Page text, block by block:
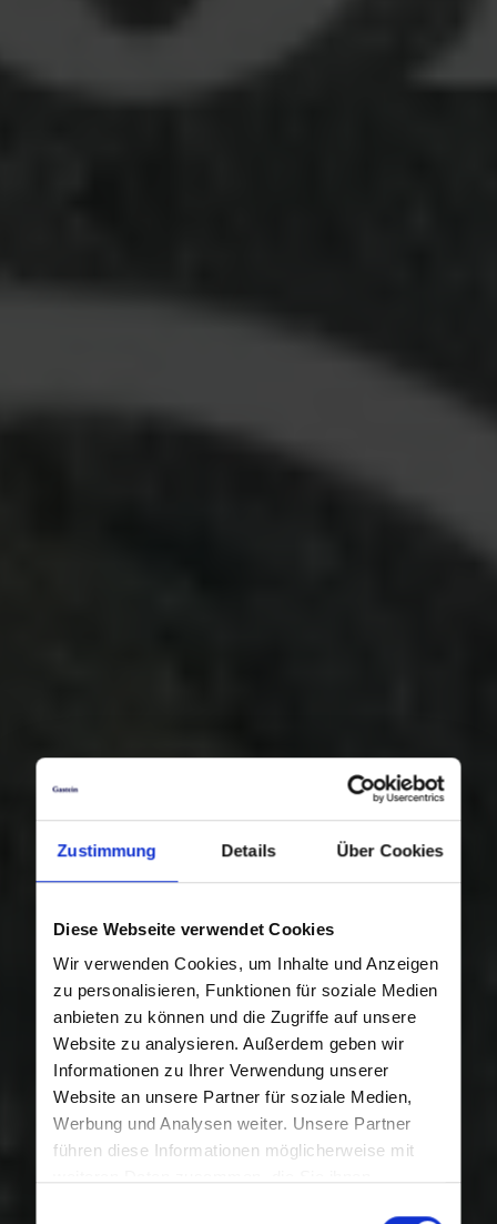
Zustimmung Details Über Cookies
Diese Webseite verwendet Cookies
Wir verwenden Cookies, um Inhalte und Anzeigen
zu personalisieren, Funktionen für soziale Medien
anbieten zu können und die Zugriffe auf unsere
Website zu analysieren. Außerdem geben wir
Informationen zu Ihrer Verwendung unserer
Website an unsere Partner für soziale Medien,
Werbung und Analysen weiter. Unsere Partner
führen diese Informationen möglicherweise mit